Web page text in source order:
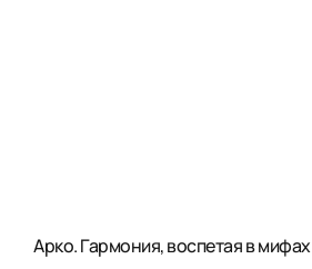
Арко. Гармония, воспетая в мифах